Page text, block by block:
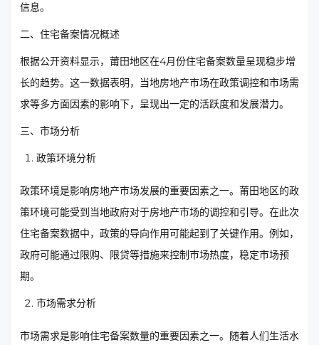
信息。
二、住宅备案情况概述
根据公开资料显示，莆田地区在4月份住宅备案数量呈现稳步增
长的趋势。这一数据表明，当地房地产市场在政策调控和市场需
求等多方面因素的影响下，呈现出一定的活跃度和发展潜力。
三、市场分析
政策环境分析
政策环境是影响房地产市场发展的重要因素之一。莆田地区的政
策环境可能受到当地政府对于房地产市场的调控和引导。在此次
住宅备案数据中，政策的导向作用可能起到了关键作用。例如，
政府可能通过限购、限贷等措施来控制市场热度，稳定市场预
期。
市场需求分析
市场需求是影响住宅备案数量的重要因素之一。随着人们生活水